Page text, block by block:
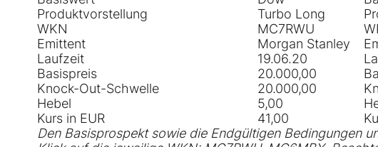
Produktvorstellung
Turbo Long
WKN
MC7RWU
Emittent
Morgan Stanley
Laufzeit
19.06.20
Basispreis
20.000,00
Knock-Out-Schwelle
20.000,00
Hebel
5,00
Kurs in EUR
41,00
Den Basisprospekt sowie die Endgültigen Bedingungen